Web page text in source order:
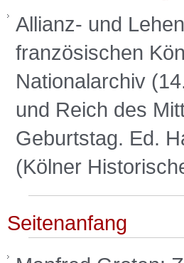
Allianz- und
französischen
Nationalarchiv
und Reich des
Geburtstag. Ed.
(Kölner
Seitenanfang